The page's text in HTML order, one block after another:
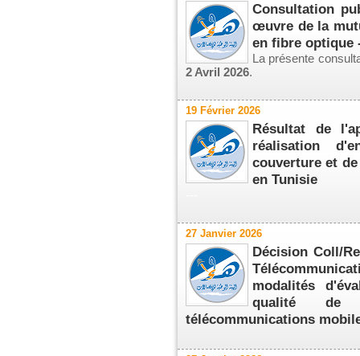
Consultation
œuvre de la
en fibre optique
La présente
2 Avril 2026.
19 Février 2026
Résultat de
réalisation
couverture et
en Tunisie
27 Janvier 2026
Décision Coll/
modalités
qualité de
télécommunications